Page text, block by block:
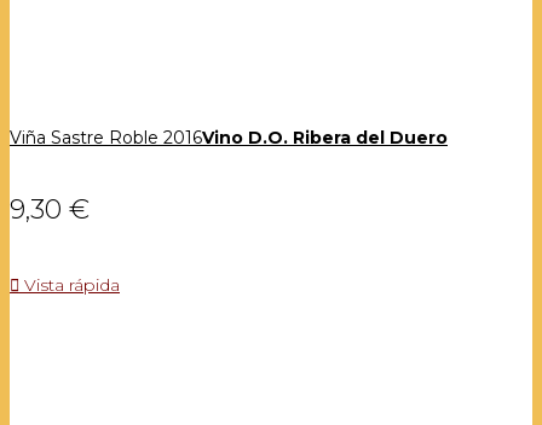
Viña Sastre Roble 2016Vino D.O. Ribera del Duero
9,30 €
 Vista rápida